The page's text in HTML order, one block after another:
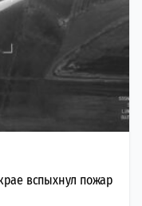
вспыхнул пожар